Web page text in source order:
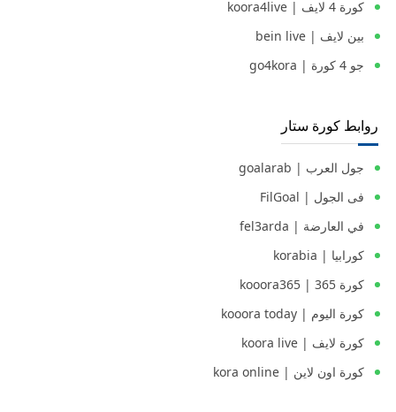
كورة 4 لايف | koora4live
بين لايف | bein live
جو 4 كورة | go4kora
روابط كورة ستار
جول العرب | goalarab
فى الجول | FilGoal
في العارضة | fel3arda
كورابيا | korabia
كورة 365 | kooora365
كورة اليوم | kooora today
كورة لايف | koora live
كورة اون لاين | kora online